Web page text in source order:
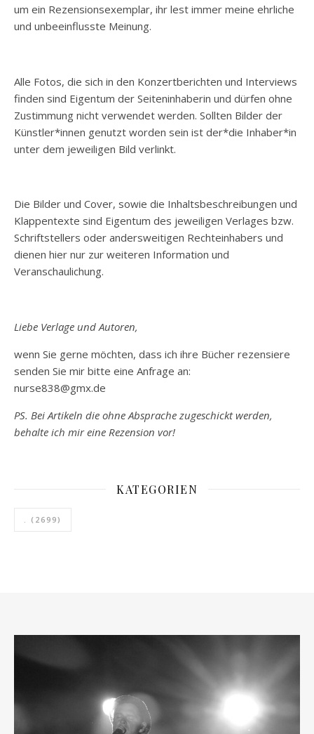
um ein Rezensionsexemplar, ihr lest immer meine ehrliche
und unbeeinflusste Meinung.
Alle Fotos, die sich in den Konzertberichten und Interviews
finden sind Eigentum der Seiteninhaberin und dürfen ohne
Zustimmung nicht verwendet werden. Sollten Bilder der
Künstler*innen genutzt worden sein ist der*die Inhaber*in
unter dem jeweiligen Bild verlinkt.
Die Bilder und Cover, sowie die Inhaltsbeschreibungen und
Klappentexte sind Eigentum des jeweiligen Verlages bzw.
Schriftstellers oder andersweitigen Rechteinhabers und
dienen hier nur zur weiteren Information und
Veranschaulichung.
Liebe Verlage und Autoren,
wenn Sie gerne möchten, dass ich ihre Bücher rezensiere
senden Sie mir bitte eine Anfrage an:
nurse838@gmx.de
PS. Bei Artikeln die ohne Absprache zugeschickt werden,
behalte ich mir eine Rezension vor!
KATEGORIEN
(2699)